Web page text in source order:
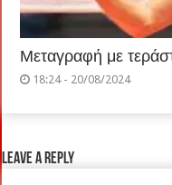
Μεταγραφή με
18:24 - 20/08/2024
Leave a Reply